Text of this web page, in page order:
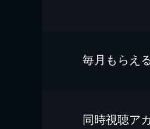
毎⽉もらえ
同時視聴ア